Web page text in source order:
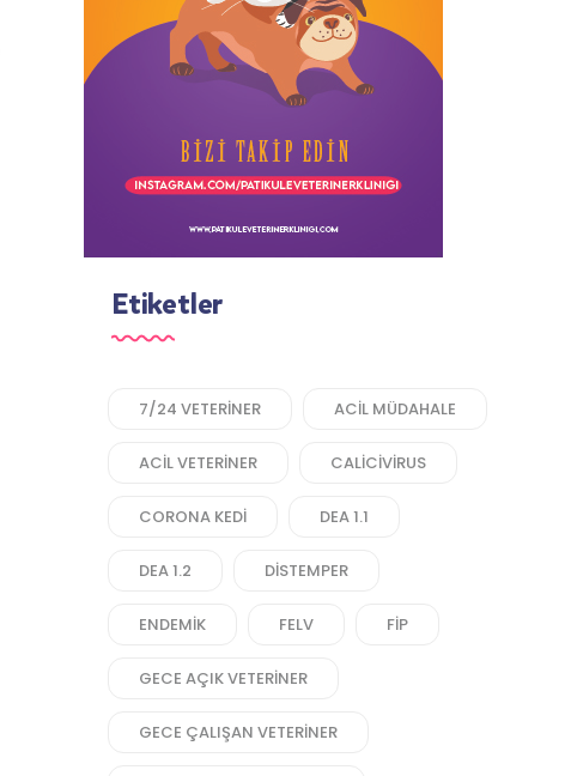
Etiketler
7/24 VETERINER ACIL MÜDAHALE
ACIL VETERINER CALICIVIRUS
CORONA KEDI DEA 1.1
DEA 1.2 DISTEMPER
ENDEMIK FELV FIP
GECE AÇIK VETERINER
GECE ÇALIŞAN VETERINER